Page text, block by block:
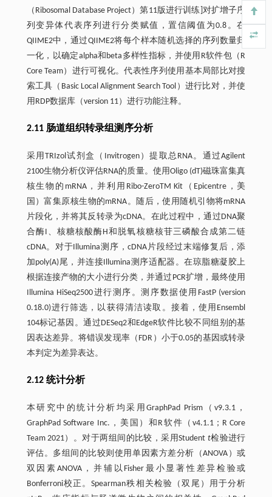
（Ribosomal Database Project）第11版进行训练]对扩增子序
列变异体代表序列进行分类赋值，置信阈值为0.8。在
QIIME2中，通过QIIME2将每个样本随机选择的序列数量归
一化，以确定alpha和beta多样性指标，并使用R软件包（R
Core Team）进行可视化。代表性序列使用基本局部比对搜
索工具（Basic Local Alignment Search Tool）进行比对，并使
用RDP数据库（version 11）进行功能注释。
2.11 肠道组织转录组测序分析
采用TRIzol试剂盒（Invitrogen）提取总RNA。通过Agilent
2100生物分析仪评估RNA的质量。使用Oligo (dT)磁珠富集真
核生物的mRNA，并利用Ribo-ZeroTM Kit（Epicentre，美
国）富集原核生物的mRNA。随后，使用随机引物将mRNA
片段化，并将其反转录为cDNA。在此过程中，通过DNA聚
合酶I、核糖核酸酶H和脱氧核糖核苷三磷酸合成第二链
cDNA。对于Illumina测序，cDNA片段经过末端修复后，添
加poly(A)尾，并连接Illumina测序适配器。在琼脂糖凝胶上
根据连接产物的大小进行分类，并通过PCR扩增，最终使用
Illumina HiSeq2500进行测序。测序数据使用FastP (version
0.18.0)进行筛选，以获得清洁读取。接着，使用Ensembl
104标记基因。通过DESeq2和EdgeR软件比较不同组别的基
因表达差异。将错误发现率（FDR）小于0.05的基因或转录
本判定为差异表达。
2.12 统计分析
本研究中的统计分析均采用GraphPad Prism（v9.3.1，
GraphPad Software Inc.，美国）和R软件（v4.1.1；R Core
Team 2021）。对于两组间的比较，采用Student t检验进行
评估。多组间的比较则使用单因素方差分析（ANOVA）或
双因素ANOVA，并辅以Fisher最小显著性差异检验或
Bonferroni校正。Spearman秩相关检验（双尾）用于分析